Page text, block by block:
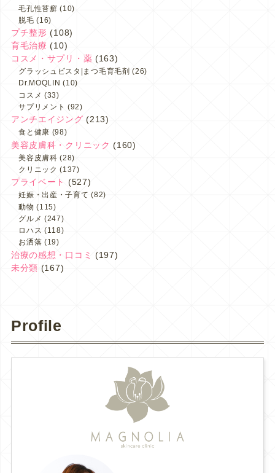
毛孔性苔癬 (10)
脱毛 (16)
プチ整形 (108)
育毛治療 (10)
コスメ・サプリ・薬 (163)
グラッシュビスタ|まつ毛育毛剤 (26)
Dr.MOQLIN (10)
コスメ (33)
サプリメント (92)
アンチエイジング (213)
食と健康 (98)
美容皮膚科・クリニック (160)
美容皮膚科 (28)
クリニック (137)
プライベート (527)
妊娠・出産・子育て (82)
動物 (115)
グルメ (247)
ロハス (118)
お洒落 (19)
治療の感想・口コミ
(197)
未分類 (167)
Profile